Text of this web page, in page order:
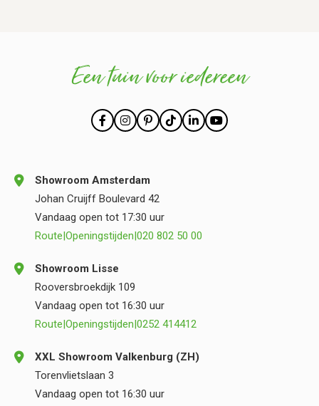
Een tuin voor iedereen
Showroom Amsterdam
Johan Cruijff Boulevard 42
Vandaag open tot 17:30 uur
Route|Openingstijden|020 802 50 00
Showroom Lisse
Rooversbroekdijk 109
Vandaag open tot 16:30 uur
Route|Openingstijden|0252 414412
XXL Showroom Valkenburg (ZH)
Torenvlietslaan 3
Vandaag open tot 16:30 uur